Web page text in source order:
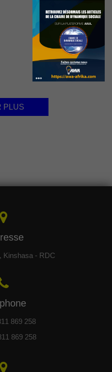
PLUS
Kinshasa - RDC
869 258
869 258